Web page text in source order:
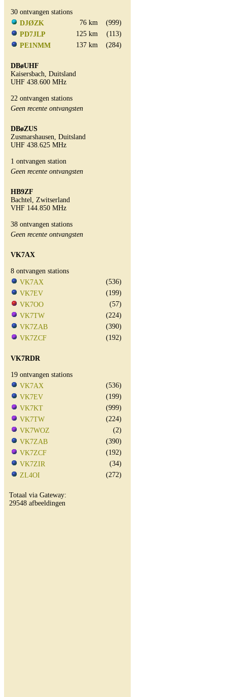
30 ontvangen stations
DJØZK
76 km
(999)
PD7JLP
125 km
(113)
PE1NMM
137 km (284)
DBøUHF
Kaisersbach, Duitsland
UHF 438.600 MHz
22 ontvangen stations
Geen recente ontvangsten
DBøZUS
Zusmarshausen, Duitsland
UHF 438.625 MHz
1 ontvangen station
Geen recente ontvangsten
HB9ZF
Bachtel, Zwitserland
VHF 144.850 MHz
38 ontvangen stations
Geen recente ontvangsten
VK7AX
8 ontvangen stations
VK7AX
(536)
VK7EV
(199)
VK7OO
(57)
VK7TW
(224)
VK7ZAB
(390)
VK7ZCF
(192)
VK7RDR
19 ontvangen stations
VK7AX
(536)
VK7EV
(199)
VK7KT
(999)
VK7TW
(224)
VK7WOZ
(2)
VK7ZAB
(390)
VK7ZCF
(192)
VK7ZIR
(34)
ZL4OI
(272)
Totaal via Gateway:
29548 afbeeldingen